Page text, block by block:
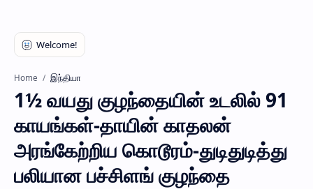
Home இந்தியா
1½ வயது குழந்தையின் உடலில் 91
காயங்கள்-தாயின் காதலன்
அரங்கேற்றிய கொடூரம்-துடிதுடித்து
பலியான பச்சிளங் குழந்தை